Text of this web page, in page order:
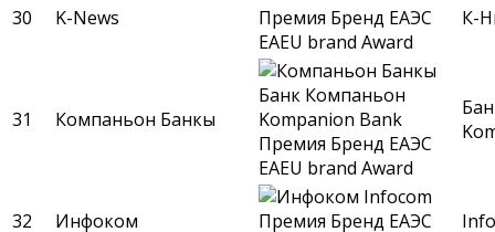
30 K-News К-
31 Компаньон Банкы
32 Инфоком